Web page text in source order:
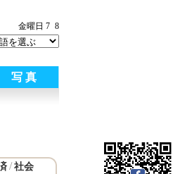
金曜日 7 8
写 真
/ 社会